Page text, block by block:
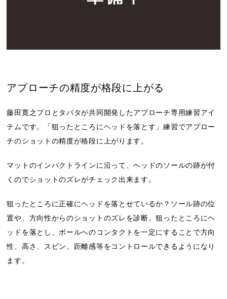
アプローチの精度が格段に上がる
藤田寛之プロとタバタが共同開発したアプローチ専用練習アイ
テムです。「狙ったところにヘッドを落とす」練習でアプロー
チのショットの精度が格段に上がります。
マットのインパクトラインに沿って、ヘッドのソールの跡が付
くのでショットのズレがチェック出来ます。
狙ったところに正確にヘッドを落とせているか？ソール跡の位
置や、方向性からのショットのズレを診断。狙ったところにヘ
ッドを落とし、ボールへのコンタクトを一定にすることで方向
性、高さ、スピン、距離感等をコントロールできるようになり
ます。